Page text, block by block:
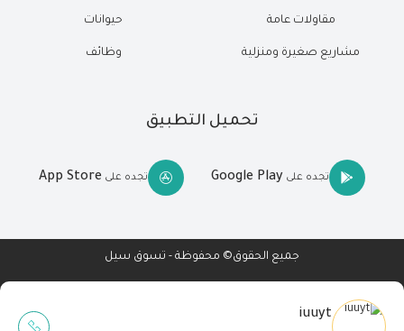
iuuyt
مقاولات عامة
مشاريع صغيرة ومنزلية
حيوانات
وظائف
تحميل التطبيق
تجده على Google Play تجده على App Store
جميع الحقوق© محفوظة - تسوق سيل